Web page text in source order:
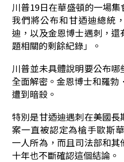
川普19日在華盛頓的一場集
我們將公布和甘迺迪總統
迪，以及金恩博士遇刺，
題相關的剩餘紀錄」。
川普並未具體說明要公布
全面解密。金恩博士和羅勃
遭到暗殺。
特別是甘迺迪遇刺在美國
案一直被認定為槍手歐斯
一人所為，而且司法部和
十年也不斷確認這個結論。